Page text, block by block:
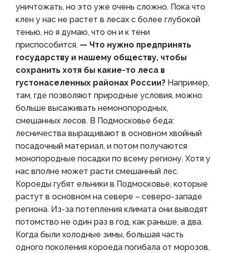
уничтожать, но это уже очень сложно. Пока что
клен у нас не растет в лесах с более глубокой
тенью, но я думаю, что он и к тени
приспособится. — Что нужно предпринять
государству и нашему обществу, чтобы
сохранить хотя бы какие-то леса в
густонаселенных районах России? Например,
там, где позволяют природные условия, можно
больше высаживать немонопородных,
смешанных лесов. В Подмосковье беда:
лесничества выращивают в основном хвойный
посадочный материал, и потом получаются
монопородные посадки по всему региону. Хотя у
нас вполне может расти смешанный лес.
Короеды губят ельники в Подмосковье, которые
растут в основном на севере – северо-западе
региона. Из-за потепления климата они выводят
потомство не один раз в год, как раньше, а два.
Когда были холодные зимы, большая часть
одного поколения короеда погибала от морозов,